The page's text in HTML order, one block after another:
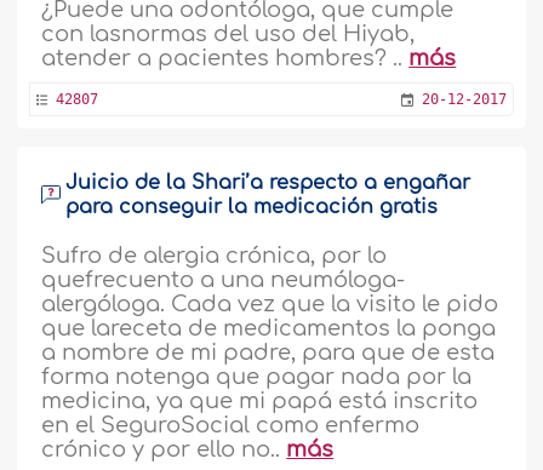
¿Puede una odontóloga, que cumple
con lasnormas del uso del Hiyab,
atender a pacientes hombres? .. más
42807 20-12-2017
Juicio de la Shari’a respecto a engañar
para conseguir la medicación gratis
Sufro de alergia crónica, por lo
quefrecuento a una neumóloga-
alergóloga. Cada vez que la visito le pido
que lareceta de medicamentos la ponga
a nombre de mi padre, para que de esta
forma notenga que pagar nada por la
medicina, ya que mi papá está inscrito
en el SeguroSocial como enfermo
crónico y por ello no.. más